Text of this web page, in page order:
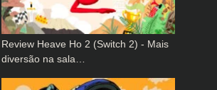
Review Heave Ho 2 (Switch 2) - Mais
diversão na sala…